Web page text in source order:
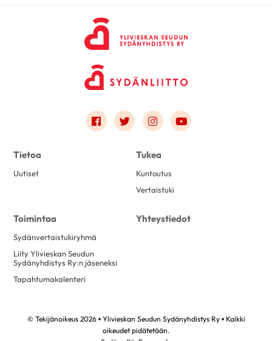
Link to facebook
Link to twitter
Link to instagram
Link to youtube
Tietoa
Uutiset
Tukea
Kuntoutus
Vertaistuki
Toimintaa
Sydänvertaistukiryhmä
Liity Ylivieskan Seudun
Sydänyhdistys Ry:n jäseneksi
Tapahtumakalenteri
Yhteystiedot
© Tekijänoikeus 2026 • Ylivieskan Seudun Sydänyhdistys Ry • Kaikki
oikeudet pidätetään.